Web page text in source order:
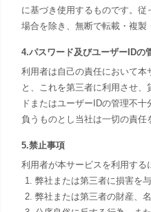
に基づき使用するものです。
場合を除き、無断で転載・複製
4.パスワード及びユーザーIDの
利用者は自己の責任において
と、これを第三者に利用させ
ドまたはユーザーIDの管理不
負うものとし当社は一切の責任
5.禁止事項
利用者が本サービスを利用する
弊社または第三者に損害を
弊社または第三者の財産、